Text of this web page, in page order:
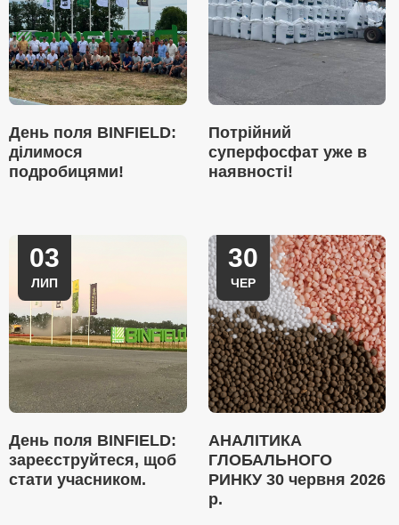
День поля BINFIELD:
ділимося
подробицями!
Потрійний
суперфосфат уже в
наявності!
03
ЛИП
День поля BINFIELD:
зареєструйтеся, щоб
стати учасником.
30
ЧЕР
АНАЛІТИКА
ГЛОБАЛЬНОГО
РИНКУ 30 червня 2026
р.